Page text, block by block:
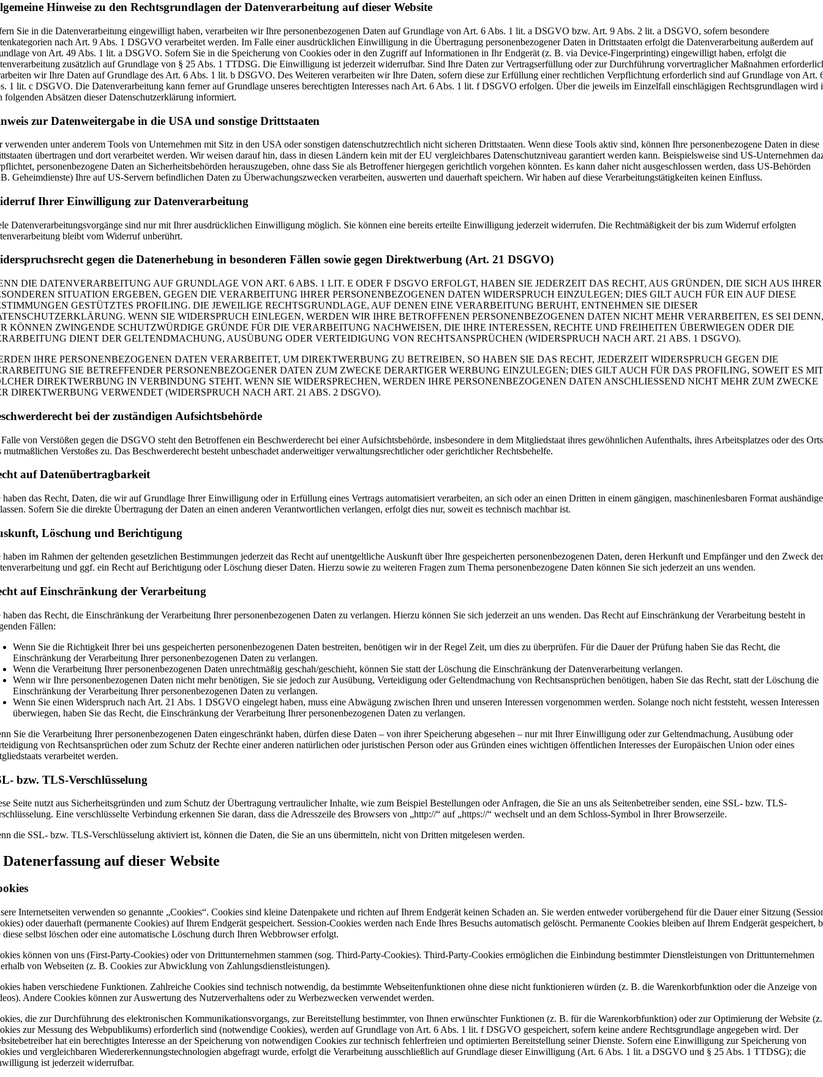
Hinweise zu den Rechtsgrundlagen der Datenverarbeitung auf dieser Website
Sie in die Datenverarbeitung eingewilligt haben, verarbeiten wir Ihre personenbezogenen Daten auf Grundlage von Art. 6 Abs. 1 lit. a DSGVO bzw. Art. 9 Abs. 2 lit. a DSGVO, sofern besondere
nach Art. 9 Abs. 1 DSGVO verarbeitet werden. Im Falle einer ausdrücklichen Einwilligung in die Übertragung personenbezogener Daten in Drittstaaten erfolgt die Datenverarbeitung außerdem auf
von Art. 49 Abs. 1 lit. a DSGVO. Sofern Sie in die Speicherung von Cookies oder in den Zugriff auf Informationen in Ihr Endgerät (z. B. via Device-Fingerprinting) eingewilligt haben, erfolgt die
zusätzlich auf Grundlage von § 25 Abs. 1 TTDSG. Die Einwilligung ist jederzeit widerrufbar. Sind Ihre Daten zur Vertragserfüllung oder zur Durchführung vorvertraglicher Maßnahmen
wir Ihre Daten auf Grundlage des Art. 6 Abs. 1 lit. b DSGVO. Des Weiteren verarbeiten wir Ihre Daten, sofern diese zur Erfüllung einer rechtlichen Verpflichtung erforderlich sind auf Grundlage von Art.
1 lit. c DSGVO. Die Datenverarbeitung kann ferner auf Grundlage unseres berechtigten Interesses nach Art. 6 Abs. 1 lit. f DSGVO erfolgen. Über die jeweils im Einzelfall einschlägigen Rechtsgrundlagen wird
folgenden Absätzen dieser Datenschutzerklärung informiert.
zur Datenweitergabe in die USA und sonstige Drittstaaten
verwenden unter anderem Tools von Unternehmen mit Sitz in den USA oder sonstigen datenschutzrechtlich nicht sicheren Drittstaaten. Wenn diese Tools aktiv sind, können Ihre personenbezogene Daten in diese
übertragen und dort verarbeitet werden. Wir weisen darauf hin, dass in diesen Ländern kein mit der EU vergleichbares Datenschutzniveau garantiert werden kann. Beispielsweise sind US-Unternehmen
personenbezogene Daten an Sicherheitsbehörden herauszugeben, ohne dass Sie als Betroffener hiergegen gerichtlich vorgehen könnten. Es kann daher nicht ausgeschlossen werden, dass US-Behörden
Geheimdienste) Ihre auf US-Servern befindlichen Daten zu Überwachungszwecken verarbeiten, auswerten und dauerhaft speichern. Wir haben auf diese Verarbeitungstätigkeiten keinen Einfluss.
Ihrer Einwilligung zur Datenverarbeitung
Datenverarbeitungsvorgänge sind nur mit Ihrer ausdrücklichen Einwilligung möglich. Sie können eine bereits erteilte Einwilligung jederzeit widerrufen. Die Rechtmäßigkeit der bis zum Widerruf erfolgten
bleibt vom Widerruf unberührt.
gegen die Datenerhebung in besonderen Fällen sowie gegen Direktwerbung (Art. 21 DSGVO)
DIE DATENVERARBEITUNG AUF GRUNDLAGE VON ART. 6 ABS. 1 LIT. E ODER F DSGVO ERFOLGT, HABEN SIE JEDERZEIT DAS RECHT, AUS GRÜNDEN, DIE SICH AUS IHRER
SITUATION ERGEBEN, GEGEN DIE VERARBEITUNG IHRER PERSONENBEZOGENEN DATEN WIDERSPRUCH EINZULEGEN; DIES GILT AUCH FÜR EIN AUF DIESE
GESTÜTZTES PROFILING. DIE JEWEILIGE RECHTSGRUNDLAGE, AUF DENEN EINE VERARBEITUNG BERUHT, ENTNEHMEN SIE DIESER
WENN SIE WIDERSPRUCH EINLEGEN, WERDEN WIR IHRE BETROFFENEN PERSONENBEZOGENEN DATEN NICHT MEHR VERARBEITEN, ES SEI
KÖNNEN ZWINGENDE SCHUTZWÜRDIGE GRÜNDE FÜR DIE VERARBEITUNG NACHWEISEN, DIE IHRE INTERESSEN, RECHTE UND FREIHEITEN ÜBERWIEGEN ODER DIE
DIENT DER GELTENDMACHUNG, AUSÜBUNG ODER VERTEIDIGUNG VON RECHTSANSPRÜCHEN (WIDERSPRUCH NACH ART. 21 ABS. 1 DSGVO).
IHRE PERSONENBEZOGENEN DATEN VERARBEITET, UM DIREKTWERBUNG ZU BETREIBEN, SO HABEN SIE DAS RECHT, JEDERZEIT WIDERSPRUCH GEGEN DIE
SIE BETREFFENDER PERSONENBEZOGENER DATEN ZUM ZWECKE DERARTIGER WERBUNG EINZULEGEN; DIES GILT AUCH FÜR DAS PROFILING, SOWEIT ES
DIREKTWERBUNG IN VERBINDUNG STEHT. WENN SIE WIDERSPRECHEN, WERDEN IHRE PERSONENBEZOGENEN DATEN ANSCHLIESSEND NICHT MEHR ZUM ZWECKE
DIREKTWERBUNG VERWENDET (WIDERSPRUCH NACH ART. 21 ABS. 2 DSGVO).
bei der zuständigen Aufsichts­behörde
von Verstößen gegen die DSGVO steht den Betroffenen ein Beschwerderecht bei einer Aufsichtsbehörde, insbesondere in dem Mitgliedstaat ihres gewöhnlichen Aufenthalts, ihres Arbeitsplatzes oder des Orts
mutmaßlichen Verstoßes zu. Das Beschwerderecht besteht unbeschadet anderweitiger verwaltungsrechtlicher oder gerichtlicher Rechtsbehelfe.
auf Daten­übertrag­barkeit
haben das Recht, Daten, die wir auf Grundlage Ihrer Einwilligung oder in Erfüllung eines Vertrags automatisiert verarbeiten, an sich oder an einen Dritten in einem gängigen, maschinenlesbaren Format
Sofern Sie die direkte Übertragung der Daten an einen anderen Verantwortlichen verlangen, erfolgt dies nur, soweit es technisch machbar ist.
Löschung und Berichtigung
haben im Rahmen der geltenden gesetzlichen Bestimmungen jederzeit das Recht auf unentgeltliche Auskunft über Ihre gespeicherten personenbezogenen Daten, deren Herkunft und Empfänger und den Zweck
und ggf. ein Recht auf Berichtigung oder Löschung dieser Daten. Hierzu sowie zu weiteren Fragen zum Thema personenbezogene Daten können Sie sich jederzeit an uns wenden.
auf Einschränkung der Verarbeitung
haben das Recht, die Einschränkung der Verarbeitung Ihrer personenbezogenen Daten zu verlangen. Hierzu können Sie sich jederzeit an uns wenden. Das Recht auf Einschränkung der Verarbeitung besteht in
Fällen:
Wenn Sie die Richtigkeit Ihrer bei uns gespeicherten personenbezogenen Daten bestreiten, benötigen wir in der Regel Zeit, um dies zu überprüfen. Für die Dauer der Prüfung haben Sie das Recht, die
Einschränkung der Verarbeitung Ihrer personenbezogenen Daten zu verlangen.
Wenn die Verarbeitung Ihrer personenbezogenen Daten unrechtmäßig geschah/geschieht, können Sie statt der Löschung die Einschränkung der Datenverarbeitung verlangen.
Wenn wir Ihre personenbezogenen Daten nicht mehr benötigen, Sie sie jedoch zur Ausübung, Verteidigung oder Geltendmachung von Rechtsansprüchen benötigen, haben Sie das Recht, statt der Löschung die
Einschränkung der Verarbeitung Ihrer personenbezogenen Daten zu verlangen.
Wenn Sie einen Widerspruch nach Art. 21 Abs. 1 DSGVO eingelegt haben, muss eine Abwägung zwischen Ihren und unseren Interessen vorgenommen werden. Solange noch nicht feststeht, wessen Interessen
überwiegen, haben Sie das Recht, die Einschränkung der Verarbeitung Ihrer personenbezogenen Daten zu verlangen.
Sie die Verarbeitung Ihrer personenbezogenen Daten eingeschränkt haben, dürfen diese Daten – von ihrer Speicherung abgesehen – nur mit Ihrer Einwilligung oder zur Geltendmachung, Ausübung oder
von Rechtsansprüchen oder zum Schutz der Rechte einer anderen natürlichen oder juristischen Person oder aus Gründen eines wichtigen öffentlichen Interesses der Europäischen Union oder eines
verarbeitet werden.
bzw. TLS-Verschlüsselung
Seite nutzt aus Sicherheitsgründen und zum Schutz der Übertragung vertraulicher Inhalte, wie zum Beispiel Bestellungen oder Anfragen, die Sie an uns als Seitenbetreiber senden, eine SSL- bzw. TLS-
Eine verschlüsselte Verbindung erkennen Sie daran, dass die Adresszeile des Browsers von „http://“ auf „https://“ wechselt und an dem Schloss-Symbol in Ihrer Browserzeile.
die SSL- bzw. TLS-Verschlüsselung aktiviert ist, können die Daten, die Sie an uns übermitteln, nicht von Dritten mitgelesen werden.
Datenerfassung auf dieser Website
Internetseiten verwenden so genannte „Cookies“. Cookies sind kleine Datenpakete und richten auf Ihrem Endgerät keinen Schaden an. Sie werden entweder vorübergehend für die Dauer einer Sitzung
oder dauerhaft (permanente Cookies) auf Ihrem Endgerät gespeichert. Session-Cookies werden nach Ende Ihres Besuchs automatisch gelöscht. Permanente Cookies bleiben auf Ihrem Endgerät gespeichert,
diese selbst löschen oder eine automatische Löschung durch Ihren Webbrowser erfolgt.
können von uns (First-Party-Cookies) oder von Drittunternehmen stammen (sog. Third-Party-Cookies). Third-Party-Cookies ermöglichen die Einbindung bestimmter Dienstleistungen von Drittunternehmen
von Webseiten (z. B. Cookies zur Abwicklung von Zahlungsdienstleistungen).
haben verschiedene Funktionen. Zahlreiche Cookies sind technisch notwendig, da bestimmte Webseitenfunktionen ohne diese nicht funktionieren würden (z. B. die Warenkorbfunktion oder die Anzeige von
Andere Cookies können zur Auswertung des Nutzerverhaltens oder zu Werbezwecken verwendet werden.
die zur Durchführung des elektronischen Kommunikationsvorgangs, zur Bereitstellung bestimmter, von Ihnen erwünschter Funktionen (z. B. für die Warenkorbfunktion) oder zur Optimierung der Website
zur Messung des Webpublikums) erforderlich sind (notwendige Cookies), werden auf Grundlage von Art. 6 Abs. 1 lit. f DSGVO gespeichert, sofern keine andere Rechtsgrundlage angegeben wird. Der
hat ein berechtigtes Interesse an der Speicherung von notwendigen Cookies zur technisch fehlerfreien und optimierten Bereitstellung seiner Dienste. Sofern eine Einwilligung zur Speicherung von
und vergleichbaren Wiedererkennungstechnologien abgefragt wurde, erfolgt die Verarbeitung ausschließlich auf Grundlage dieser Einwilligung (Art. 6 Abs. 1 lit. a DSGVO und § 25 Abs. 1 TTDSG); die
ist jederzeit widerrufbar.